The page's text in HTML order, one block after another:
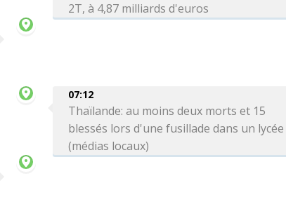
2T, à 4,87 milliards d'euros
07:12
Thaïlande: au moins deux morts et 15
blessés lors d'une fusillade dans un lycée
(médias locaux)